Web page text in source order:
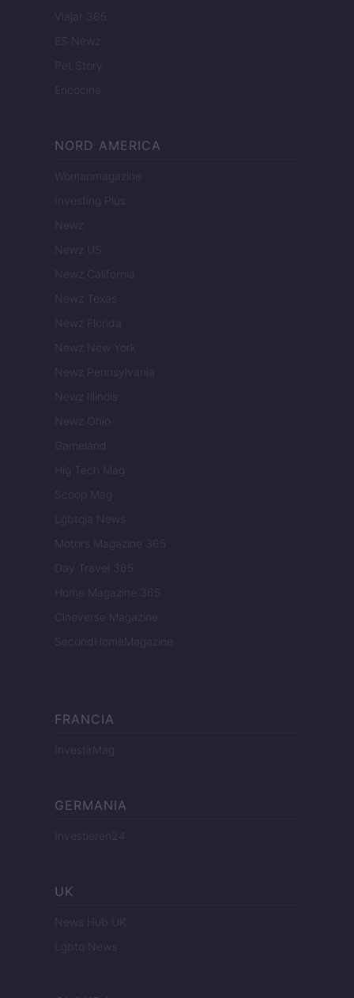
Viajar 365
ES Newz
Pet Story
Encocina
NORD AMERICA
Womanmagazine
Investing Plus
Newz
Newz US
Newz California
Newz Texas
Newz Florida
Newz New York
Newz Pennsylvania
Newz Illinois
Newz Ohio
Gameland
Hig Tech Mag
Scoop Mag
Lgbtqia News
Motors Magazine 365
Day Travel 365
Home Magazine 365
Cineverse Magazine
SecondHomeMagazine
FRANCIA
InvestirMag
GERMANIA
Investieren24
UK
News Hub UK
Lgbtq News